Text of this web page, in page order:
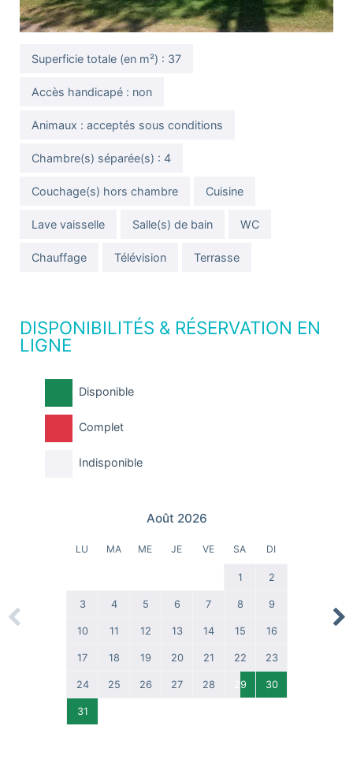
Superficie totale (en m²) : 37
Accès handicapé : non
Animaux : acceptés sous conditions
Chambre(s) séparée(s) : 4
Couchage(s) hors chambre Cuisine
Lave vaisselle Salle(s) de bain WC
Chauffage Télévision Terrasse
DISPONIBILITÉS & RÉSERVATION EN
LIGNE
Disponible
Complet
Indisponible
Previous
Août 2026
LU MA ME JE VE SA DI
1 2
3 4 5 6 7 8 9
10 11 12 13 14 15 16
17 18 19 20 21 22 23
24 25 26 27 28 29 30
31